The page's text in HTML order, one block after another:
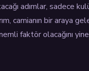
adımlar, sadece
camianın bir araya
faktör olacağını